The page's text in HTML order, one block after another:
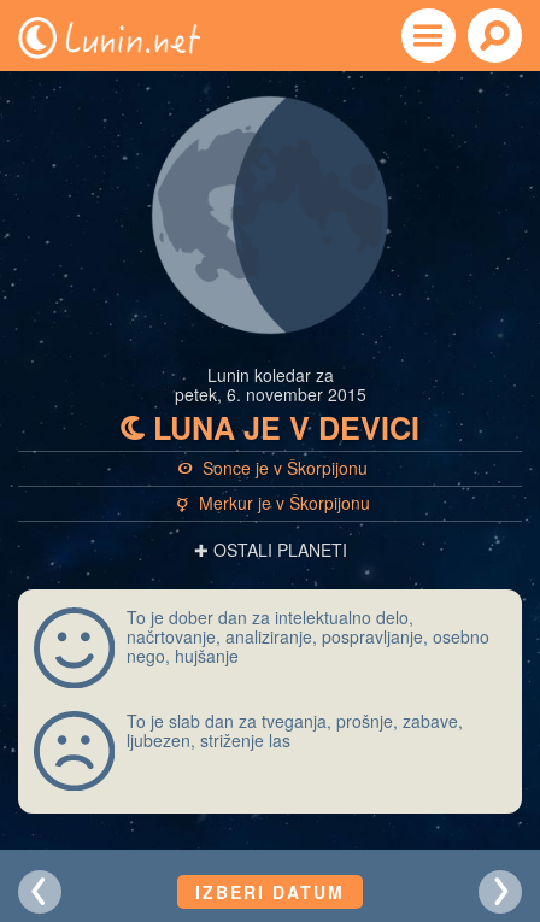
Lunin koledar za
petek, 6. november 2015
b LUNA JE V DEVICI
a Sonce je v Škorpijonu
c Merkur je v Škorpijonu
✚ OSTALI PLANETI
To je dober dan za intelektualno delo,
načrtovanje, analiziranje, pospravljanje, osebno
nego, hujšanje
To je slab dan za tveganja, prošnje, zabave,
ljubezen, striženje las
IZBERI DATUM